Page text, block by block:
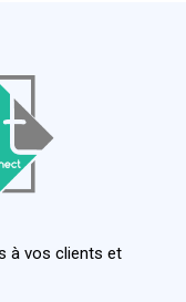
à vos clients et